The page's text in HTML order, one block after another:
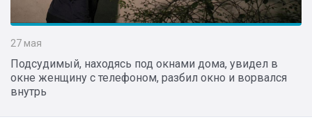
27 мая
Подсудимый, находясь под окнами дома, увидел в
окне женщину с телефоном, разбил окно и ворвался
внутрь